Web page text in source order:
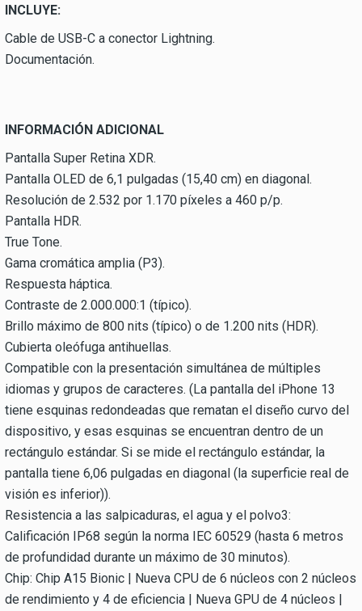
INCLUYE:
Cable de USB-C a conector Lightning.
Documentación.
INFORMACIÓN ADICIONAL
Pantalla Super Retina XDR.
Pantalla OLED de 6,1 pulgadas (15,40 cm) en diagonal.
Resolución de 2.532 por 1.170 píxeles a 460 p/p.
Pantalla HDR.
True Tone.
Gama cromática amplia (P3).
Respuesta háptica.
Contraste de 2.000.000:1 (típico).
Brillo máximo de 800 nits (típico) o de 1.200 nits (HDR).
Cubierta oleófuga antihuellas.
Compatible con la presentación simultánea de múltiples
idiomas y grupos de caracteres. (La pantalla del iPhone 13
tiene esquinas redondeadas que rematan el diseño curvo del
dispositivo, y esas esquinas se encuentran dentro de un
rectángulo estándar. Si se mide el rectángulo estándar, la
pantalla tiene 6,06 pulgadas en diagonal (la superficie real de
visión es inferior)).
Resistencia a las salpicaduras, el agua y el polvo3:
Calificación IP68 según la norma IEC 60529 (hasta 6 metros
de profundidad durante un máximo de 30 minutos).
Chip: Chip A15 Bionic | Nueva CPU de 6 núcleos con 2 núcleos
de rendimiento y 4 de eficiencia | Nueva GPU de 4 núcleos |